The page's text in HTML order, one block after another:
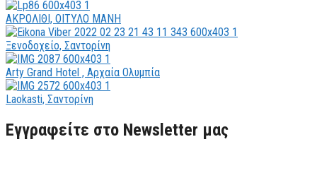
ΑΚΡΟΛΙΘΙ, ΟΙΤΥΛΟ ΜΑΝΗ
Ξενοδοχείο, Σαντορίνη
Arty Grand Hotel , Αρχαία Ολυμπία
Laokasti, Σαντορίνη
Εγγραφείτε στο Newsletter μας